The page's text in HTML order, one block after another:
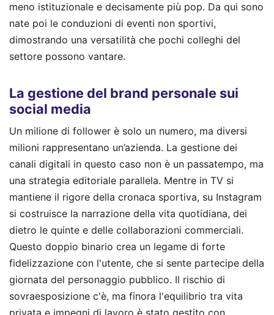
meno istituzionale e decisamente più pop. Da qui sono
nate poi le conduzioni di eventi non sportivi,
dimostrando una versatilità che pochi colleghi del
settore possono vantare.
La gestione del brand personale sui
social media
Un milione di follower è solo un numero, ma diversi
milioni rappresentano un’azienda. La gestione dei
canali digitali in questo caso non è un passatempo, ma
una strategia editoriale parallela. Mentre in TV si
mantiene il rigore della cronaca sportiva, su Instagram
si costruisce la narrazione della vita quotidiana, dei
dietro le quinte e delle collaborazioni commerciali.
Questo doppio binario crea un legame di forte
fidelizzazione con l'utente, che si sente partecipe della
giornata del personaggio pubblico. Il rischio di
sovraesposizione c'è, ma finora l'equilibrio tra vita